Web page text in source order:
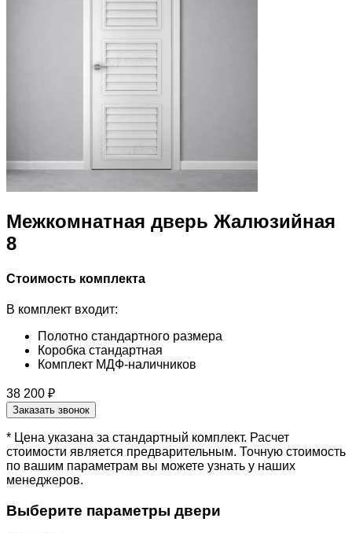
Межкомнатная дверь Жалюзийная
8
Стоимость комплекта
В комплект входит:
Полотно стандартного размера
Коробка стандартная
Комплект МДФ-наличников
38 200 ₽
Заказать звонок
* Цена указана за стандартный комплект. Расчет
стоимости является предварительным. Точную стоимость
по вашим параметрам вы можете узнать у наших
менеджеров.
Выберите параметры двери